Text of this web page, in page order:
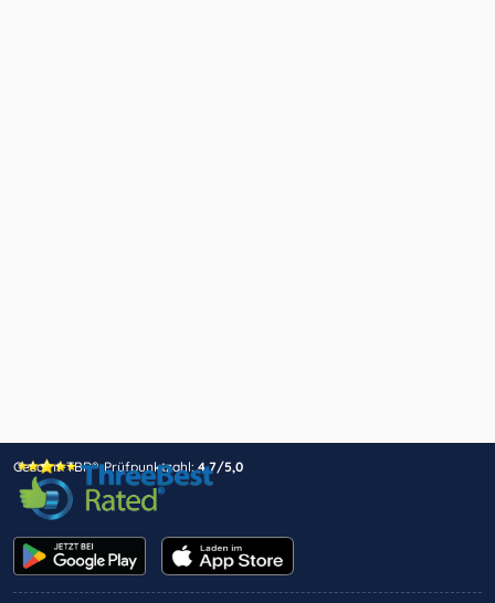
Gesamt-TBR®-Prüfpunktzahl:4,7/5,0